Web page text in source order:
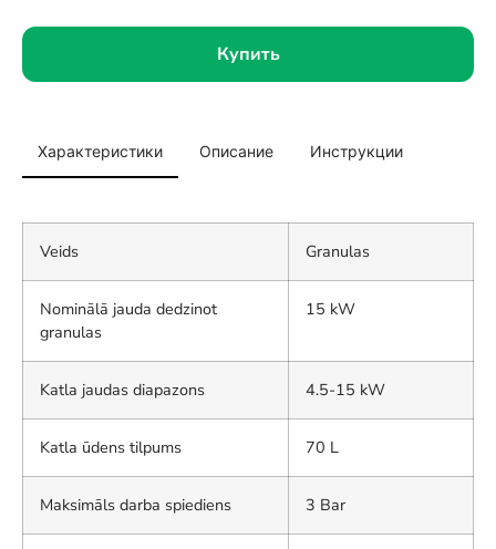
Купить
Характеристики Описание Инструкции
Veids Granulas
Nominālā jauda dedzinot
granulas
15 kW
Katla jaudas diapazons 4.5-15 kW
Katla ūdens tilpums 70 L
Maksimāls darba spiediens 3 Bar